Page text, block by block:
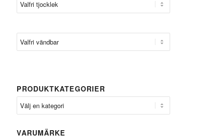
PRODUKTKATEGORIER
VARUMÄRKE